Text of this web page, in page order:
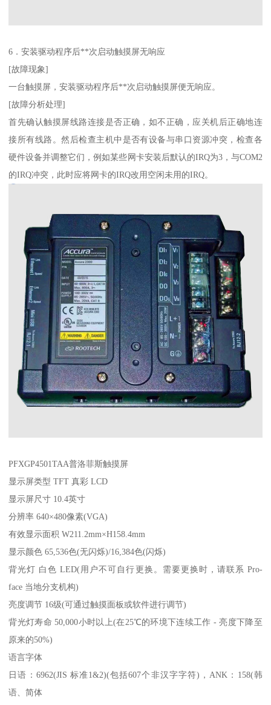
6．安装驱动程序后**次启动触摸屏无响应
[故障现象]
一台触摸屏，安装驱动程序后**次启动触摸屏便无响应。
[故障分析处理]
首先确认触摸屏线路连接是否正确，如不正确，应关机后正确地连
接所有线路。然后检查主机中是否有设备与串口资源冲突，检查各
硬件设备并调整它们，例如某些网卡安装后默认的IRQ为3，与COM2
的IRQ冲突，此时应将网卡的IRQ改用空闲未用的IRQ。
PFXGP4501TAA普洛菲斯触摸屏
显示屏类型 TFT 真彩 LCD
显示屏尺寸 10.4英寸
分辨率 640×480像素(VGA)
有效显示面积 W211.2mm×H158.4mm
显示颜色 65,536色(无闪烁)/16,384色(闪烁)
背光灯 白色 LED(用户不可自行更换。需要更换时，请联系 Pro-
face 当地分支机构)
亮度调节 16级(可通过触摸面板或软件进行调节)
背光灯寿命 50,000小时以上(在25℃的环境下连续工作 - 亮度下降至
原来的50%)
语言字体
日语：6962(JIS 标准1&2)(包括607个非汉字字符)，ANK：158(韩
语、简体